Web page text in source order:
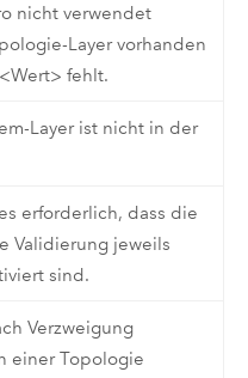
nicht verwendet
Layer vorhanden
fehlt.
Layer ist nicht in der
erforderlich, dass die
Validierung jeweils
sind.
Verzweigung
einer Topologie